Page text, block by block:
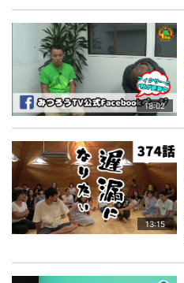
18:02
13:15